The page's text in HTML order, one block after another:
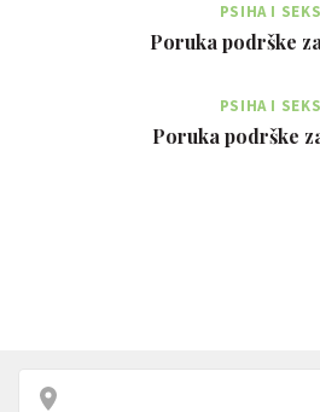
PSIHA I SEKS
Poruka podrške
PSIHA I SEKS
Poruka podrške